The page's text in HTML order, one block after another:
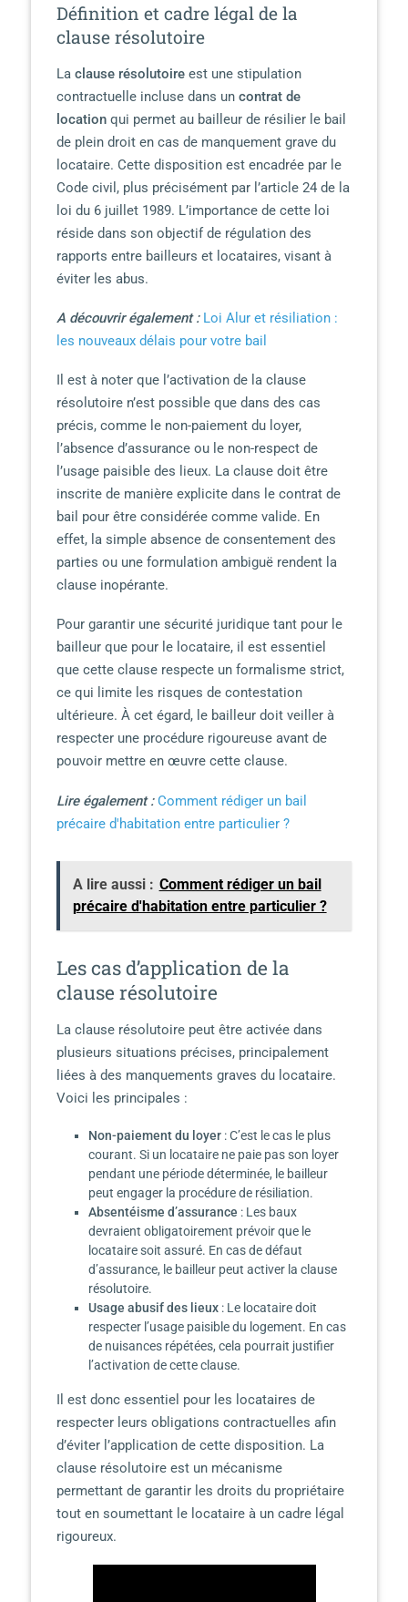
Définition et cadre légal de la
clause résolutoire
La clause résolutoireest une stipulation
contractuelle incluse dans un contrat de
locationqui permet au bailleur de résilier le bail
de plein droit en cas de manquement grave du
locataire. Cette disposition est encadrée par le
Code civil, plus précisément par l’article 24 de la
loi du 6 juillet 1989. L’importance de cette loi
réside dans son objectif de régulation des
rapports entre bailleurs et locataires, visant à
éviter les abus.
A découvrir également : Loi Alur et résiliation :
les nouveaux délais pour votre bail
Il est à noter que l’activation de la clause
résolutoire n’est possible que dans des cas
précis, comme le non-paiement du loyer,
l’absence d’assurance ou le non-respect de
l’usage paisible des lieux. La clause doit être
inscrite de manière explicite dans le contrat de
bail pour être considérée comme valide. En
effet, la simple absence de consentement des
parties ou une formulation ambiguë rendent la
clause inopérante.
Pour garantir une sécurité juridique tant pour le
bailleur que pour le locataire, il est essentiel
que cette clause respecte un formalisme strict,
ce qui limite les risques de contestation
ultérieure. À cet égard, le bailleur doit veiller à
respecter une procédure rigoureuse avant de
pouvoir mettre en œuvre cette clause.
Lire également : Comment rédiger un bail
précaire d'habitation entre particulier ?
A lire aussi : Comment rédiger un bail
précaire d'habitation entre particulier ?
Les cas d’application de la
clause résolutoire
La clause résolutoire peut être activée dans
plusieurs situations précises, principalement
liées à des manquements graves du locataire.
Voici les principales :
Non-paiement du loyer: C’est le cas le plus
courant. Si un locataire ne paie pas son loyer
pendant une période déterminée, le bailleur
peut engager la procédure de résiliation.
Absentéisme d’assurance : Les baux
devraient obligatoirement prévoir que le
locataire soit assuré. En cas de défaut
d’assurance, le bailleur peut activer la clause
résolutoire.
Usage abusif des lieux: Le locataire doit
respecter l’usage paisible du logement. En cas
de nuisances répétées, cela pourrait justifier
l’activation de cette clause.
Il est donc essentiel pour les locataires de
respecter leurs obligations contractuelles afin
d’éviter l’application de cette disposition. La
clause résolutoire est un mécanisme
permettant de garantir les droits du propriétaire
tout en soumettant le locataire à un cadre légal
rigoureux.